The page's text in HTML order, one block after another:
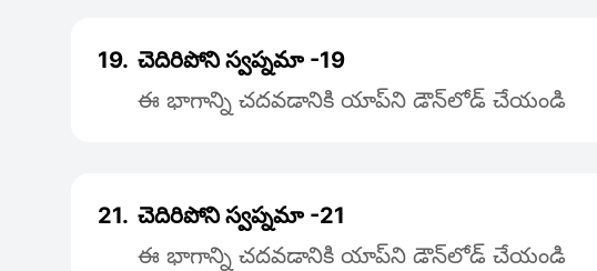
19. చెదిరిపోని స్వప్నమా -19
ఈ భాగాన్ని చదవడానికి యాప్‌ని డౌన్‌లోడ్ చేయండి
21. చెదిరిపోని స్వప్నమా -21
ఈ భాగాన్ని చదవడానికి యాప్‌ని డౌన్‌లోడ్ చేయండి